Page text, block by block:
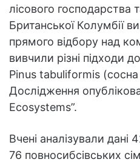
лісового господарства
Британської Колумбії
прямого відбору над
вивчили різні підходи
Pinus tabuliformis (сосна
Дослідження
Ecosystems”.
Вчені аналізували дані
76 повносибсівських